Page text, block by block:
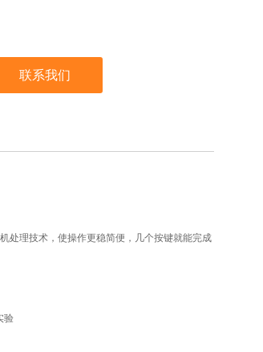
联系我们
处理技术，使操作更稳简便，几个按键就能完成
验